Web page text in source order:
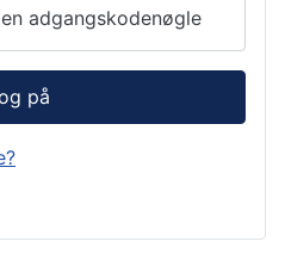
adgangskodenøgle
på